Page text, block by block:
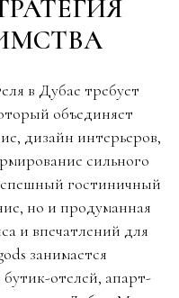
в Дубае требует
объединяет
дизайн интерьеров,
сильного
гостиничный
но и продуманная
и впечатлений для
занимается
отелей, апарт-